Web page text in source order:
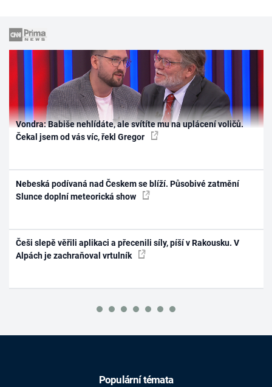
Vondra: Babiše nehlídáte, ale svítíte mu na uplácení voličů.
Čekal jsem od vás víc, řekl Gregor
Nebeská podívaná nad Českem se blíží. Působivé zatmění
Slunce doplní meteorická show
Češi slepě věřili aplikaci a přecenili síly, píší v Rakousku. V
Alpách je zachraňoval vrtulník
Populární témata